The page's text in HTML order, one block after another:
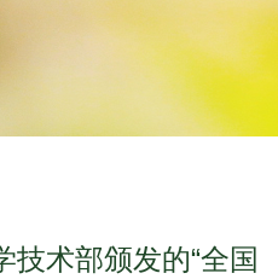
技术部颁发的“全国